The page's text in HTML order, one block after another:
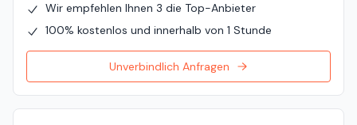
Wir empfehlen Ihnen 3 die Top-Anbieter
100% kostenlos und innerhalb von 1 Stunde
Unverbindlich Anfragen